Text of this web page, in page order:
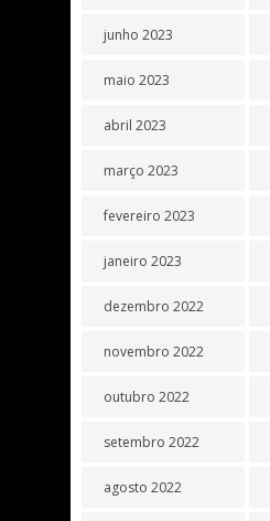
junho 2023
maio 2023
abril 2023
março 2023
fevereiro 2023
janeiro 2023
dezembro 2022
novembro 2022
outubro 2022
setembro 2022
agosto 2022